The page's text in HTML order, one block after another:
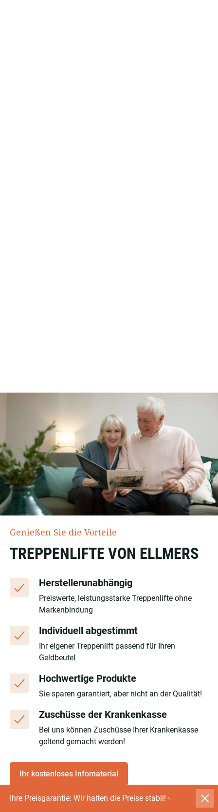
Ihre Preisgarantie: Wir halten die Preise stabil! ›
Genießen Sie die Vorteile
TREPPENLIFTE VON ELLMERS
Herstellerunabhängig
Preiswerte, leistungsstarke Treppenlifte ohne
Markenbindung
Individuell abgestimmt
Ihr eigener Treppenlift passend für Ihren
Geldbeutel
Hochwertige Produkte
Sie sparen garantiert, aber nicht an der Qualität!
Zuschüsse der Krankenkasse
Bei uns können Zuschüsse Ihrer Krankenkasse
geltend gemacht werden!
Ihr kostenloses Infomaterial